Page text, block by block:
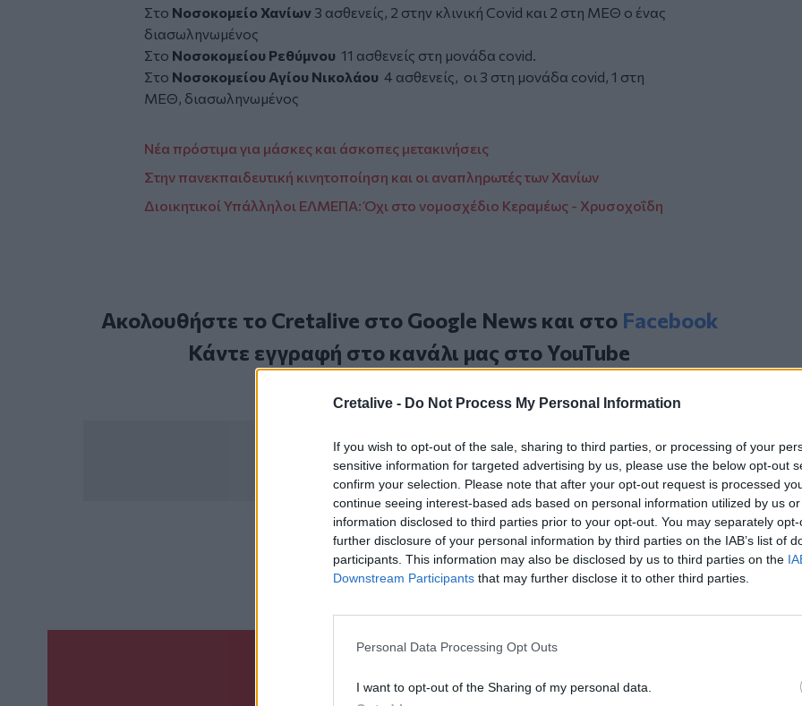
Cretalive - Do Not Process My Personal Information
If you wish to opt-out of the sale, sharing to third parties, or processing of your
sensitive information for targeted advertising by us, please use the below opt-out
confirm your selection. Please note that after your opt-out request is processed
continue seeing interest-based ads based on personal information utilized by us
information disclosed to third parties prior to your opt-out. You may separately
further disclosure of your personal information by third parties on the IAB’s list of
participants. This information may also be disclosed by us to third parties on the
Downstream Participants that may further disclose it to other third parties.
Personal Data Processing Opt Outs
I want to opt-out of the Sharing of my personal data.
Στο Νοσοκομείο Χανίων 3 ασθενείς, 2 στην κλινική Covid και 2 στη ΜΕΘ ο ένας
διασωληνωμένος
Στο Νοσοκομείου Ρεθύμνου 11 ασθενείς στη μονάδα covid.
Στο Νοσοκομείου Αγίου Νικολάου 4 ασθενείς, οι 3 στη μονάδα covid, 1 στη
ΜΕΘ, διασωληνωμένος
Νέα πρόστιμα για μάσκες και άσκοπες μετακινήσεις
Στην πανεκπαιδευτική κινητοποίηση και οι αναπληρωτές των Χανίων
Διοικητικοί Υπάλληλοι ΕΛΜΕΠΑ: Όχι στο νομοσχέδιο Κεραμέως - Χρυσοχοΐδη
Ακολουθήστε το Cretalive στο Google Newsκαι στο Facebook
Κάντε εγγραφή στο κανάλι μας στοYouTube
ΣΧΕΤΙΚΆ TAGS
Νοσηλείες
Νοσοκομεία Κρήτη
Γίνε ο ρεπόρτερ του CRETALIVE
ΣΤΕΊΛΕ ΤΗΝ ΕΊΔΗΣΗ